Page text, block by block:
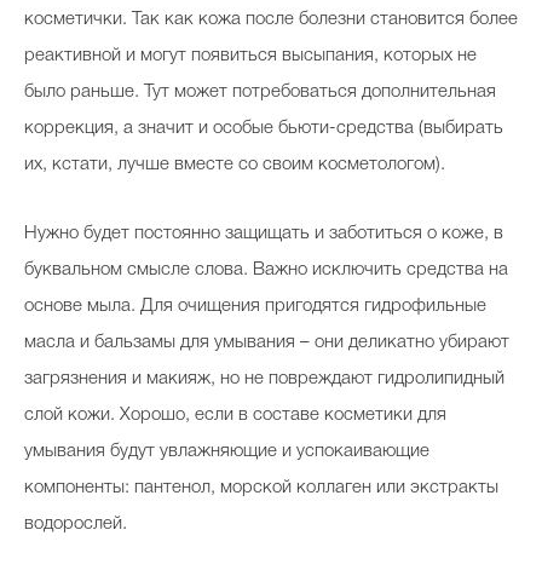
косметички. Так как кожа после болезни становится более
реактивной и могут появиться высыпания, которых не
было раньше. Тут может потребоваться дополнительная
коррекция, а значит и особые бьюти-средства (выбирать
их, кстати, лучше вместе со своим косметологом).
Нужно будет постоянно защищать и заботиться о коже, в
буквальном смысле слова. Важно исключить средства на
основе мыла. Для очищения пригодятся гидрофильные
масла и бальзамы для умывания – они деликатно убирают
загрязнения и макияж, но не повреждают гидролипидный
слой кожи. Хорошо, если в составе косметики для
умывания будут увлажняющие и успокаивающие
компоненты: пантенол, морской коллаген или экстракты
водорослей.